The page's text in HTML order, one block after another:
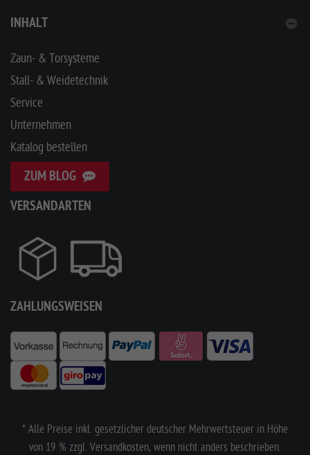
INHALT
Zaun- & Torsysteme
Stall- & Weidetechnik
Service
Unternehmen
Katalog bestellen
ZUM BLOG
VERSANDARTEN
ZAHLUNGSWEISEN
* Alle Preise inkl. gesetzlicher deutscher Mehrwertsteuer in Höhe
von 19 % zzgl. Versandkosten, wenn nicht anders beschrieben.